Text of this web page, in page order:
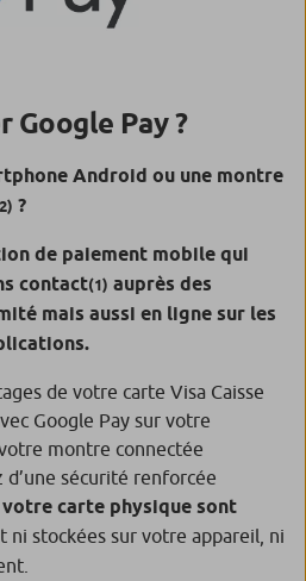
Google Pay ?
Android ou une montre
?
de paiement mobile qui
contact(1) auprès des
mais aussi en ligne sur les
de votre carte Visa Caisse
Google Pay sur votre
montre connectée
d’une sécurité renforcée
votre carte physique sont
ni stockées sur votre appareil, ni